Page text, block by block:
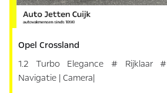
Opel Crossland
1.2 Turbo Elegance # Rijklaar #
Navigatie | Camera|